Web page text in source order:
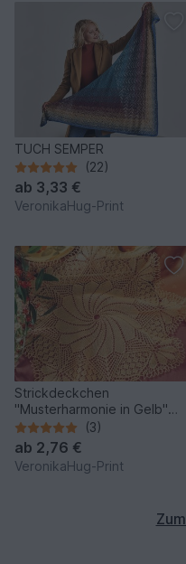
TUCH SEMPER
(22)
ab 3,33 €
VeronikaHug-Print
Strickdeckchen
"Musterharmonie in Gelb"
Kunststrickdeckchen
(3)
ab 2,76 €
VeronikaHug-Print